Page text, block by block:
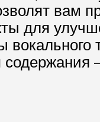
вам
для